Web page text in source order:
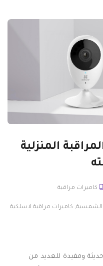
المنزلية
كاميرات مراقبة
الشمسية, كاميرات مراقبة لاسلكية
حديثة ومفيدة للعديد من